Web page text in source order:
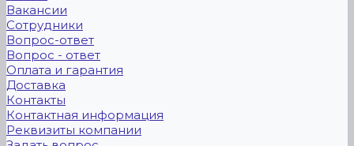
Вакансии
Сотрудники
Вопрос-ответ
Вопрос - ответ
Оплата и гарантия
Доставка
Контакты
Контактная информация
Реквизиты компании